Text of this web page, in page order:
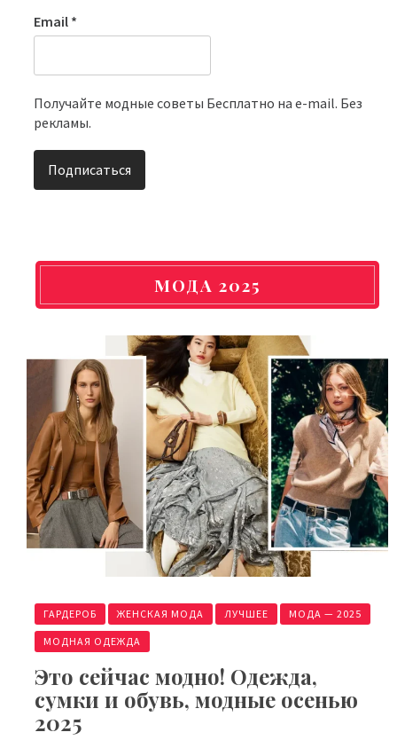
Email *
Получайте модные советы Бесплатно на e-mail. Без
рекламы.
МОДА 2025
ГАРДЕРОБ ЖЕНСКАЯ МОДА ЛУЧШЕЕ МОДА — 2025
МОДНАЯ ОДЕЖДА
Это сейчас модно! Одежда,
сумки и обувь, модные осенью
2025